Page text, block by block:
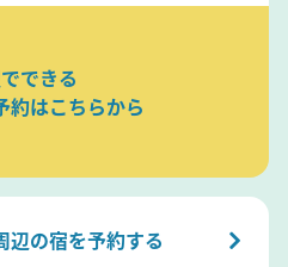
できる
約はこちらから
辺の宿を予約する